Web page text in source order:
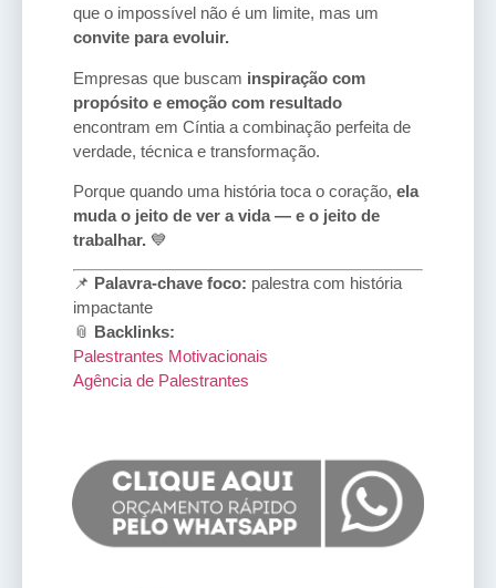
que o impossível não é um limite, mas um
convite para evoluir.
Empresas que buscam inspiração com
propósito e emoção com resultado
encontram em Cíntia a combinação perfeita de
verdade, técnica e transformação.
Porque quando uma história toca o coração, ela
muda o jeito de ver a vida — e o jeito de
trabalhar. 💙
📌 Palavra-chave foco: palestra com história
impactante
📎 Backlinks:
Palestrantes Motivacionais
Agência de Palestrantes